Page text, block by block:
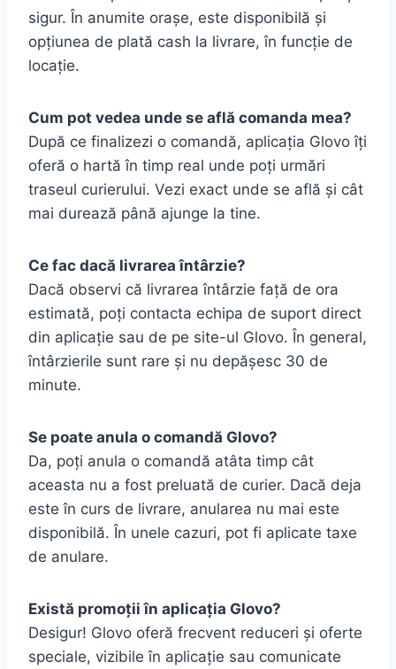
sigur. În anumite orașe, este disponibilă și
opțiunea de plată cash la livrare, în funcție de
locație.
Cum pot vedea unde se află comanda mea?
După ce finalizezi o comandă, aplicația Glovo îți
oferă o hartă în timp real unde poți urmări
traseul curierului. Vezi exact unde se află și cât
mai durează până ajunge la tine.
Ce fac dacă livrarea întârzie?
Dacă observi că livrarea întârzie față de ora
estimată, poți contacta echipa de suport direct
din aplicație sau de pe site-ul Glovo. În general,
întârzierile sunt rare și nu depășesc 30 de
minute.
Se poate anula o comandă Glovo?
Da, poți anula o comandă atâta timp cât
aceasta nu a fost preluată de curier. Dacă deja
este în curs de livrare, anularea nu mai este
disponibilă. În unele cazuri, pot fi aplicate taxe
de anulare.
Există promoții în aplicația Glovo?
Desigur! Glovo oferă frecvent reduceri și oferte
speciale, vizibile în aplicație sau comunicate